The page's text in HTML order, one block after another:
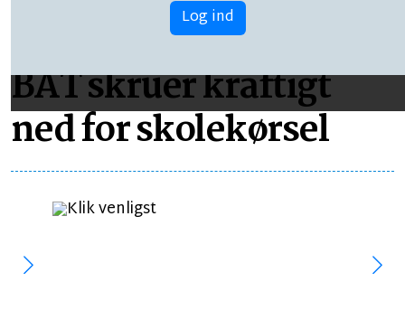
Log ind
BAT skruer kraftigt
ned for skolekørsel